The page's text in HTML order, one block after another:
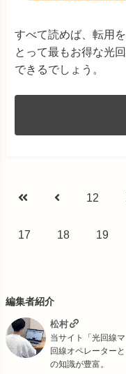
すべて読めば、転用
とって最もお得な光
できるでしょう。
12
17 18 19
編集者紹介
松村
当サイト「光回線
回線オペレーター
の知識が豊富。